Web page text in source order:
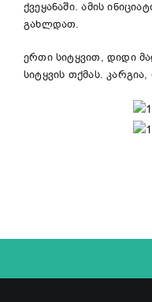
ქვეყანაში. ამის
გახლდათ.
ერთი სიტყვით, დიდი
სიტყვის თქმას.